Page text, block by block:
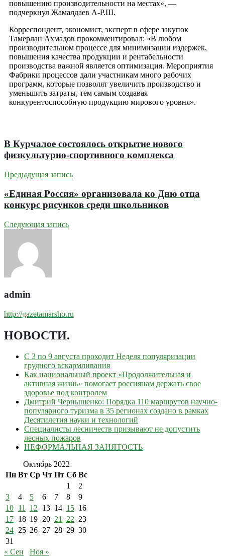
повышению производительности на местах», —
подчеркнул Жамалдаев А-Р.Ш.
Корреспондент, экономист, эксперт в сфере закупок
Тамерлан Ахмадов прокомментировал: «В любом
производительном процессе для минимизации издержек,
повышения качества продукции и рентабельности
производства важной является оптимизация. Мероприятия
Фабрики процессов дали участникам много рабочих
программ, которые позволят увеличить производство и
уменьшить затраты, тем самым создавая
конкурентоспособную продукцию мирового уровня».
В Курчалое состоялось открытие нового
физкультурно-спортивного комплекса
Предыдущая запись
«Единая Россия» организовала ко Дню отца
конкурс рисунков среди школьников
Следующая запись
admin
http://gazetamarsho.ru
НОВОСТИ.
С 3 по 9 августа проходит Неделя популяризации
грудного вскармливания
Как национальный проект «Продолжительная и
активная жизнь» помогает россиянам держать свое
здоровье под контролем
Дмитрий Чернышенко: Порядка 110 маршрутов научно-
популярного туризма в 35 регионах создано в рамках
Десятилетия науки и технологий
Специалисты лесничеств призывают не допустить
лесных пожаров
НЕФОРМАЛЬНАЯ ЗАНЯТОСТЬ
Октябрь 2022
Пн Вт Ср Чт Пт Сб Вс
1
2
3
4 5 6 7 8
9
10 11 12 13 14 15 16
17 18 19 20 21 22 23
24 25 26 27 28 29 30
31
« Сен
Ноя »